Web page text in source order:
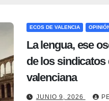
ECOS DE VALENCIA
La lengua, ese
de los sindicatos
valenciana
JUNIO 9, 2026